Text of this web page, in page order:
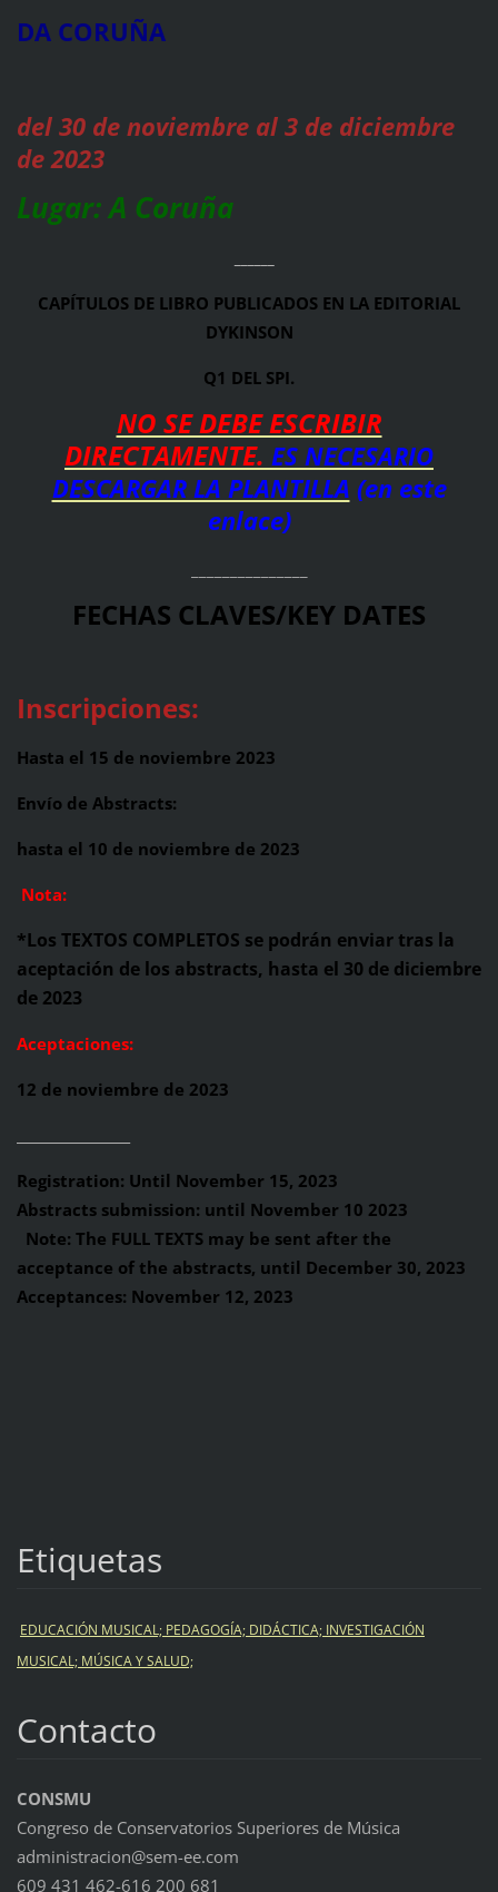
DA CORUÑA
del 30 de noviembre al 3 de diciembre
de 2023
Lugar: A Coruña
CAPÍTULOS DE LIBRO PUBLICADOS EN LA EDITORIAL
DYKINSON
Q1 DEL SPI.
NO SE DEBE ESCRIBIR
DIRECTAMENTE. ES NECESARIO
DESCARGAR LA PLANTILLA (en este
enlace)
FECHAS CLAVES/KEY DATES
Inscripciones:
Hasta el 15 de noviembre 2023
Envío de Abstracts:
hasta el 10 de noviembre de 2023
Nota:
*Los TEXTOS COMPLETOS se podrán enviar tras la
aceptación de los abstracts, hasta el 30 de diciembre
de 2023
Aceptaciones:
12 de noviembre de 2023
Registration: Until November 15, 2023
Abstracts submission: until November 10 2023
Note: The FULL TEXTS may be sent after the
acceptance of the abstracts, until December 30, 2023
Acceptances: November 12, 2023
Etiquetas
EDUCACIÓN MUSICAL; PEDAGOGÍA; DIDÁCTICA; INVESTIGACIÓN
MUSICAL; MÚSICA Y SALUD;
Contacto
CONSMU
Congreso de Conservatorios Superiores de Música
administracion@sem-ee.com
609 431 462-616 200 681